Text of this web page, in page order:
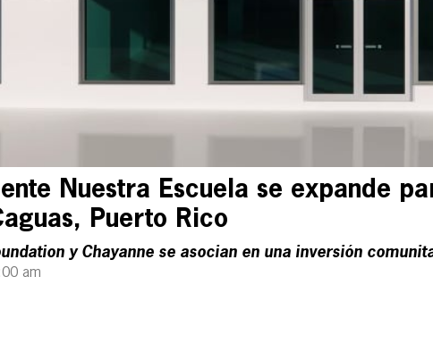
Nuestra Escuela se expande
Puerto Rico
y Chayanne se asocian en una inversión
am